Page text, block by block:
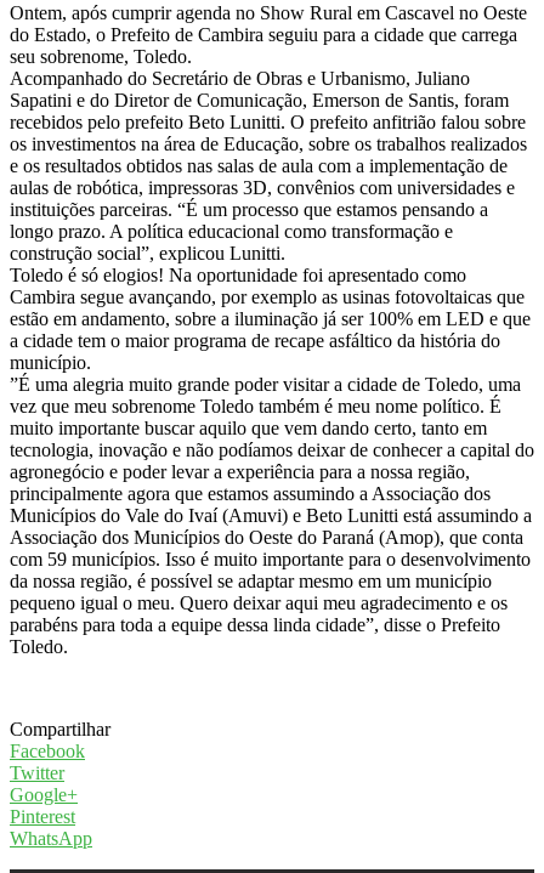
Ontem, após cumprir agenda no Show Rural em Cascavel no Oeste
do Estado, o Prefeito de Cambira seguiu para a cidade que carrega
seu sobrenome, Toledo.
Acompanhado do Secretário de Obras e Urbanismo, Juliano
Sapatini e do Diretor de Comunicação, Emerson de Santis, foram
recebidos pelo prefeito Beto Lunitti. O prefeito anfitrião falou sobre
os investimentos na área de Educação, sobre os trabalhos realizados
e os resultados obtidos nas salas de aula com a implementação de
aulas de robótica, impressoras 3D, convênios com universidades e
instituições parceiras. “É um processo que estamos pensando a
longo prazo. A política educacional como transformação e
construção social”, explicou Lunitti.
Toledo é só elogios! Na oportunidade foi apresentado como
Cambira segue avançando, por exemplo as usinas fotovoltaicas que
estão em andamento, sobre a iluminação já ser 100% em LED e que
a cidade tem o maior programa de recape asfáltico da história do
município.
”É uma alegria muito grande poder visitar a cidade de Toledo, uma
vez que meu sobrenome Toledo também é meu nome político. É
muito importante buscar aquilo que vem dando certo, tanto em
tecnologia, inovação e não podíamos deixar de conhecer a capital do
agronegócio e poder levar a experiência para a nossa região,
principalmente agora que estamos assumindo a Associação dos
Municípios do Vale do Ivaí (Amuvi) e Beto Lunitti está assumindo a
Associação dos Municípios do Oeste do Paraná (Amop), que conta
com 59 municípios. Isso é muito importante para o desenvolvimento
da nossa região, é possível se adaptar mesmo em um município
pequeno igual o meu. Quero deixar aqui meu agradecimento e os
parabéns para toda a equipe dessa linda cidade”, disse o Prefeito
Toledo.
Compartilhar
Facebook
Twitter
Google+
Pinterest
WhatsApp